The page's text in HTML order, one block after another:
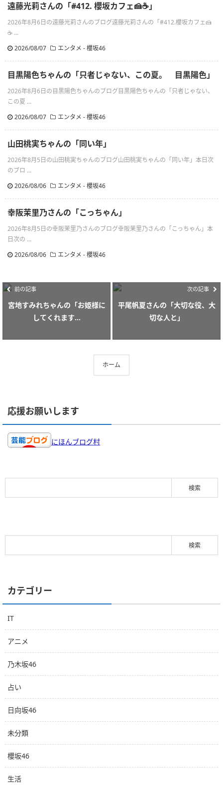
遠藤光莉さんの「#412. 櫻坂カフェ🍰☕️」
2026年8月6日の遠藤光莉さんのブログ遠藤光莉さんの「#412.櫻坂カフェ🍰
☕ ...
2026/08/07
エンタメ - 櫻坂46
目黒陽色ちゃんの「只者じゃない、この夏。 目黒陽色」
2026年8月6日の目黒陽色ちゃんのブログ目黒陽色ちゃんの「只者じゃない、
この夏 ...
2026/08/07
エンタメ - 櫻坂46
山田桃実ちゃんの「同い年」
2026年8月5日の山田桃実ちゃんのブログ山田桃実ちゃんの「同い年」本日次
のブロ ...
2026/08/06
エンタメ - 櫻坂46
幸阪茉里乃さんの「こっちゃん」
2026年8月5日の幸阪茉里乃さんのブログ幸阪茉里乃さんの「こっちゃん」本
日次の ...
2026/08/06
エンタメ - 櫻坂46
前の記事
宮地すみれちゃんの「お姫様に
してくれます...
次の記事
平尾帆夏さんの「大切な役、大
切な人と」
ホーム
応援お願いします
にほんブログ村
カテゴリー
IT
アニメ
乃木坂46
占い
日向坂46
未分類
櫻坂46
生活